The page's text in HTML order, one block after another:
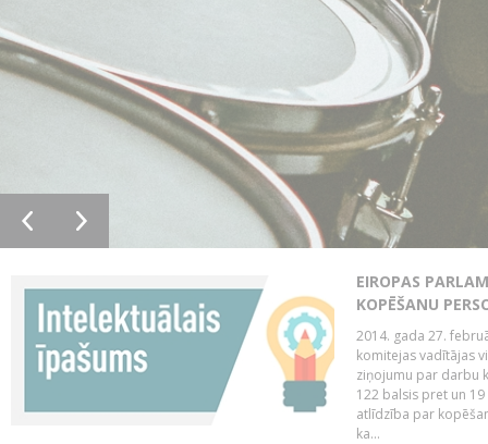
EIROPAS
KOPĒŠANU
2014. gada 27.
komitejas vadītājas
ziņojumu par darbu
122 balsis pret un
atlīdzība par
ka...